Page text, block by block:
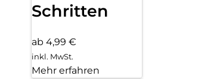
Schritten
ab 4,99 €
inkl. MwSt.
Mehr erfahren